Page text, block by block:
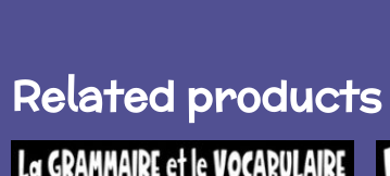
Related products